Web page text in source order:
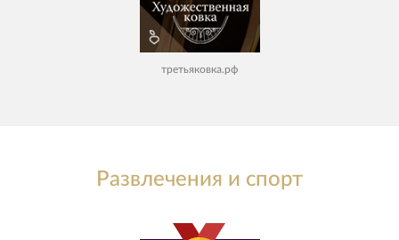
третьяковка.рф
Развлечения и спорт